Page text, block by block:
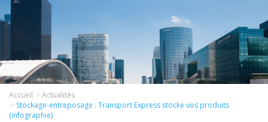
Accueil
Actualités
Stockage-entreposage : Transport Express stocke vos produits
(infographie)